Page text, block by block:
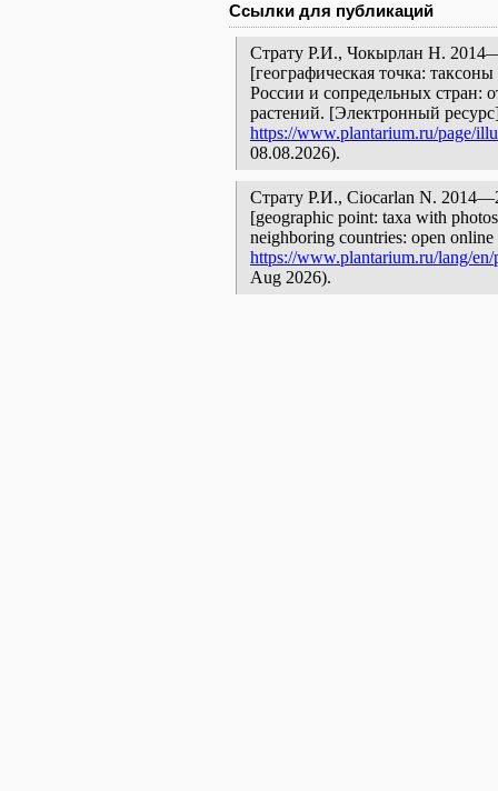
Ссылки для публикаций
Страту Р.И., Чокырлан Н.
[географическая точка:
России и сопредельных стран:
растений. [Электронный
https://www.plantarium.ru/page/
08.08.2026).
Страту Р.И., Ciocarlan N.
[geographic point: taxa with
neighboring countries: open
https://www.plantarium.ru/lang/
Aug 2026).